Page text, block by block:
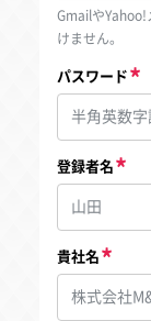
GmailやYahoo!
けません。
パスワード
登録者名
貴社名